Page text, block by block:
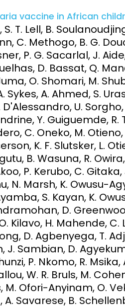
vaccine in African
T. Lell, B.
C. Methogo, B. G.
P. G. Sacarlal, J.
D. Bassat, Q.
O. Shomari, M.
A. Ahmed, S.
U.
Y. Guiguemde, R.
C. Oneko, M. Otieno,
K. F. Slutsker, L.
B. Wasuna, R.
P. Kerubo, C.
N. Marsh, K. Owusu-
S. Kayan, K.
D.
Kilavo, H. Mahende, C.
D. Agbenyega, T.
J. Sambian, D.
P. Nkomo, R.
W. R. Bruls, M.
M. Ofori-Anyinam, O.
Savarese, B.